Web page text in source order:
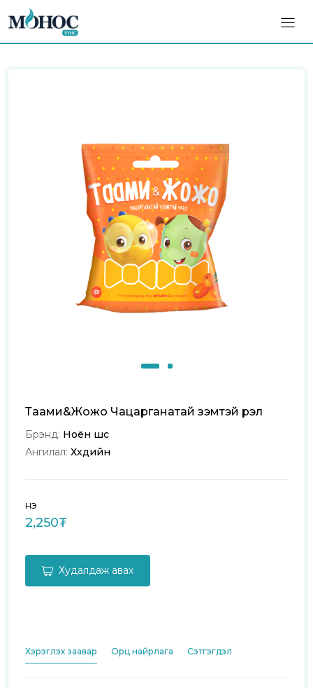
Таами&Жожо Чацарганатай үзэмтэй үрэл
Брэнд: Ноён шүүс
Ангилал: Хүүхдийн
Үнэ
2,250₮
Худалдаж авах
Хэрэглэх заавар Орц найрлага Сэтгэгдэл